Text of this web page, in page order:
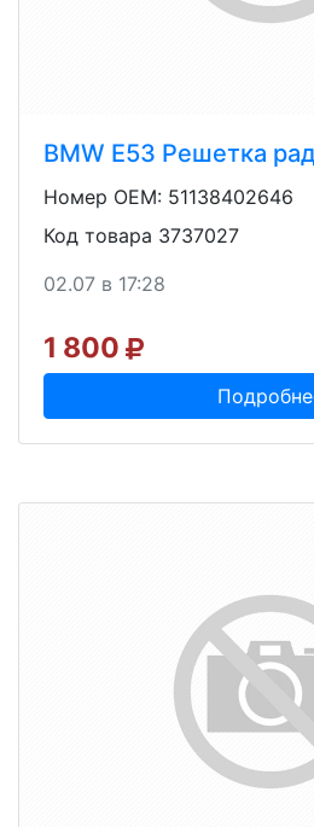
BMW E53 Решетка
Номер OEM: 51138402646
Код товара 3737027
02.07 в 17:28
1 800